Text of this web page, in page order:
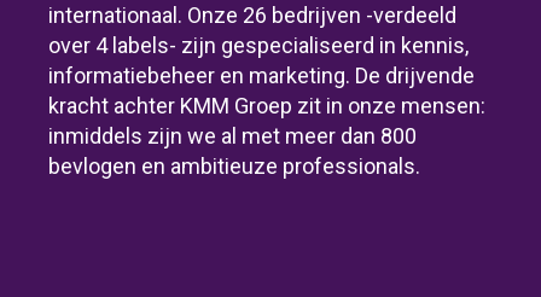
internationaal. Onze 26 bedrijven -verdeeld
over 4 labels- zijn gespecialiseerd in kennis,
informatiebeheer en marketing. De drijvende
kracht achter KMM Groep zit in onze mensen:
inmiddels zijn we al met meer dan 800
bevlogen en ambitieuze professionals.